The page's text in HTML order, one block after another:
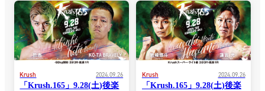
んばります」(坂本)
央)vs「試合はいつもとても
緊張するので、おざまるコ
ールでエールをお願い致し
ます」(小澤)
Krush 2024.09.26
「Krush.165」9.28(土)後楽
Krush 2024.09.26
「Krush.165」9.28(土)後楽